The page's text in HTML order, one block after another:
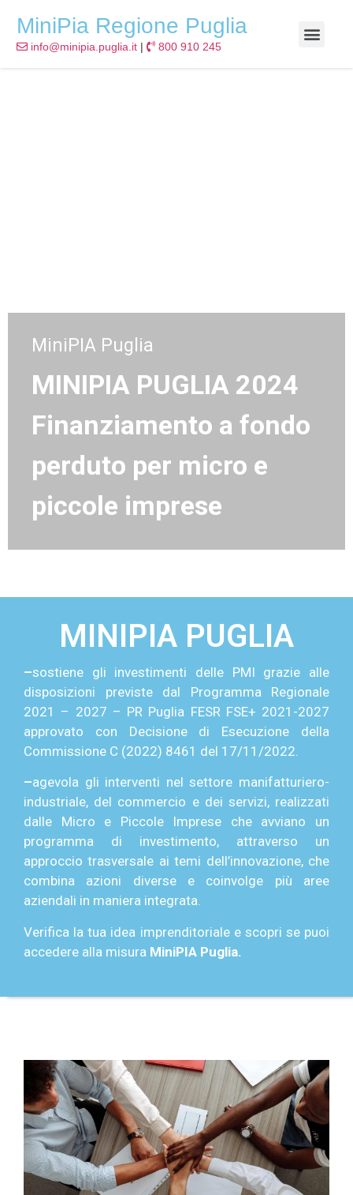
MiniPia Regione Puglia
info@minipia.puglia.it | 800 910 245
MiniPIA Puglia
MINIPIA PUGLIA 2024
Finanziamento a fondo
perduto per micro e
piccole imprese
MINIPIA PUGLIA
–sostiene gli investimenti delle PMI grazie alle
disposizioni previste dal Programma Regionale
2021 – 2027 – PR Puglia FESR FSE+ 2021-2027
approvato con Decisione di Esecuzione della
Commissione C (2022) 8461 del 17/11/2022.
–agevola gli interventi nel settore manifatturiero-
industriale, del commercio e dei servizi, realizzati
dalle Micro e Piccole Imprese che avviano un
programma di investimento, attraverso un
approccio trasversale ai temi dell’innovazione, che
combina azioni diverse e coinvolge più aree
aziendali in maniera integrata.
Verifica la tua idea imprenditoriale e scopri se puoi
accedere alla misura MiniPIA Puglia.